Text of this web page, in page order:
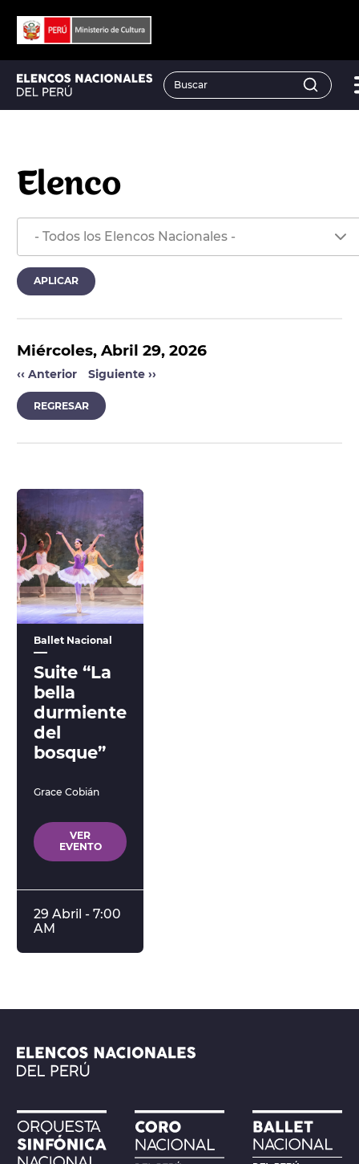
Elenco
Miércoles, Abril 29, 2026
‹‹ Anterior Siguiente ››
REGRESAR
Ballet Nacional
Suite “La
bella
durmiente
del
bosque”
Grace Cobián
VER
EVENTO
29 Abril - 7:00
AM